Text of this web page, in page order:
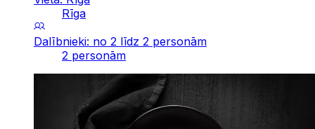
Rīga
Dalībnieki: no 2 līdz 2 personām
2 personām